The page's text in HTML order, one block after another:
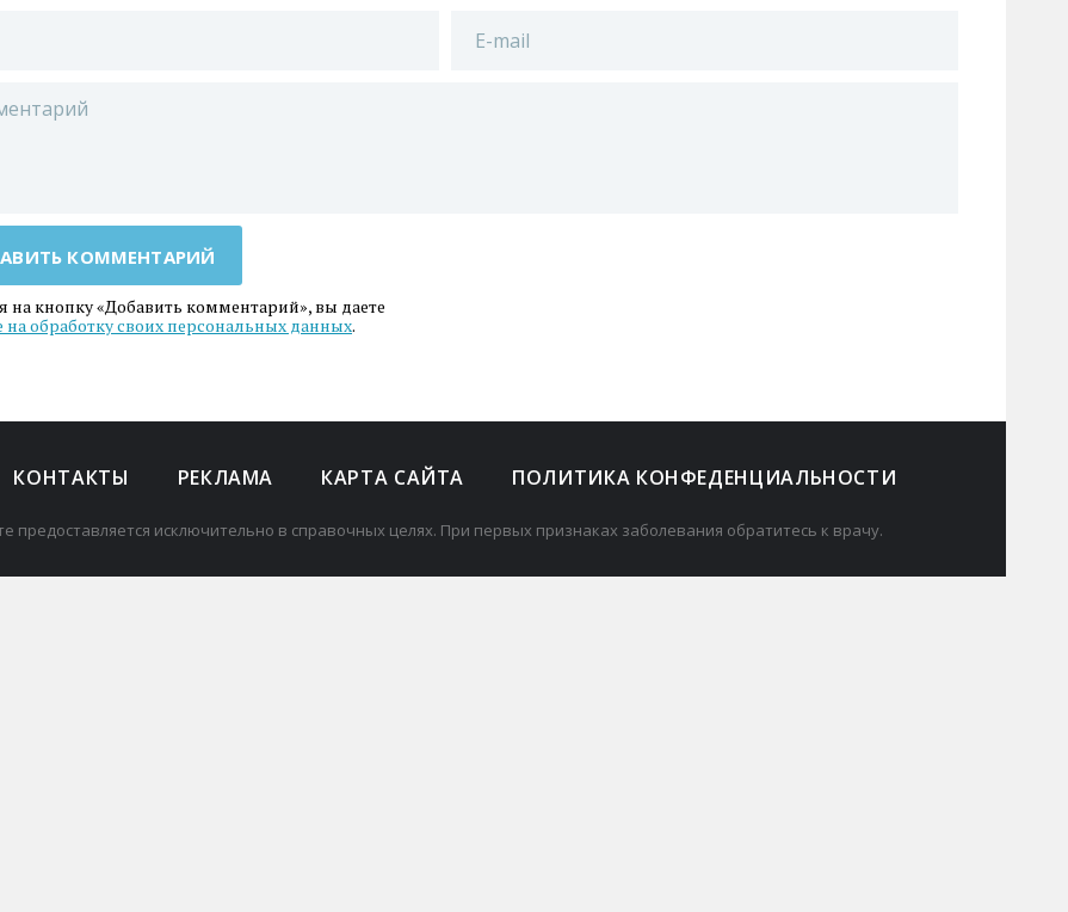
КОММЕНТАРИЙ
кнопку «Добавить комментарий», вы даете
на обработку своих персональных данных.
КОНТАКТЫ РЕКЛАМА КАРТА САЙТА ПОЛИТИКА КОНФЕДЕНЦИАЛЬНОСТИ
предоставляется исключительно в справочных целях. При первых признаках заболевания обратитесь к врачу.